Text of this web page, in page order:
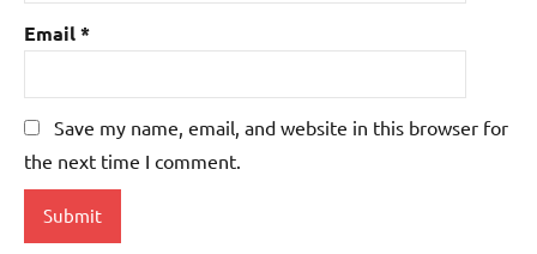
Email*
Save my name, email, and website in this browser for
the next time I comment.